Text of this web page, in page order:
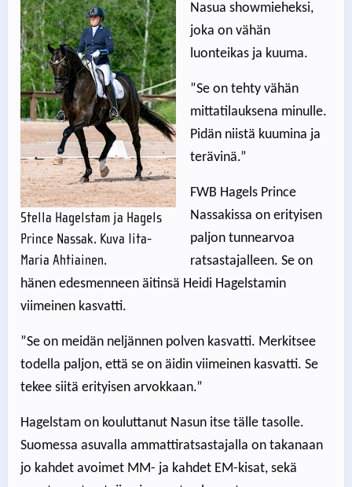
Stella Hagelstam ja Hagels
Prince Nassak. Kuva Iita-
Maria Ahtiainen.
Nasua showmieheksi,
joka on vähän
luonteikas ja kuuma.
”Se on tehty vähän
mittatilauksena minulle.
Pidän niistä kuumina ja
terävinä.”
FWB Hagels Prince
Nassakissa on erityisen
paljon tunnearvoa
ratsastajalleen. Se on
hänen edesmenneen äitinsä Heidi Hagelstamin
viimeinen kasvatti.
”Se on meidän neljännen polven kasvatti. Merkitsee
todella paljon, että se on äidin viimeinen kasvatti. Se
tekee siitä erityisen arvokkaan.”
Hagelstam on kouluttanut Nasun itse tälle tasolle.
Suomessa asuvalla ammattiratsastajalla on takanaan
jo kahdet avoimet MM- ja kahdet EM-kisat, sekä